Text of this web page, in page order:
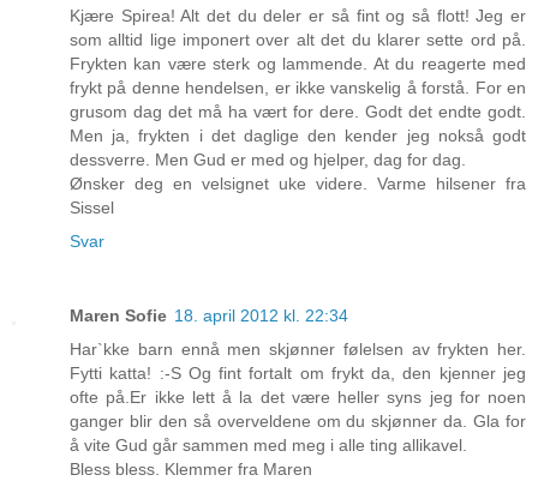
Kjære Spirea! Alt det du deler er så fint og så flott! Jeg er
som alltid lige imponert over alt det du klarer sette ord på.
Frykten kan være sterk og lammende. At du reagerte med
frykt på denne hendelsen, er ikke vanskelig å forstå. For en
grusom dag det må ha vært for dere. Godt det endte godt.
Men ja, frykten i det daglige den kender jeg nokså godt
dessverre. Men Gud er med og hjelper, dag for dag.
Ønsker deg en velsignet uke videre. Varme hilsener fra
Sissel
Svar
Maren Sofie 18. april 2012 kl. 22:34
Har`kke barn ennå men skjønner følelsen av frykten her.
Fytti katta! :-S Og fint fortalt om frykt da, den kjenner jeg
ofte på.Er ikke lett å la det være heller syns jeg for noen
ganger blir den så overveldene om du skjønner da. Gla for
å vite Gud går sammen med meg i alle ting allikavel.
Bless bless. Klemmer fra Maren